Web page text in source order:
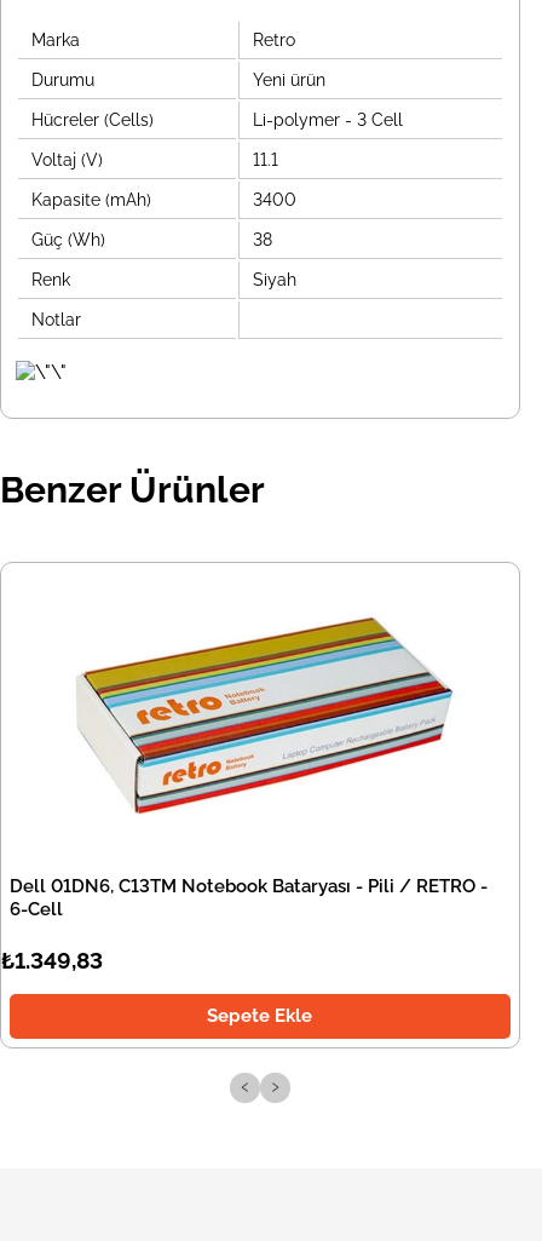
Marka Retro
Durumu Yeni ürün
Hücreler (Cells) Li-polymer - 3 Cell
Voltaj (V) 11.1
Kapasite (mAh) 3400
Güç (Wh) 38
Renk Siyah
Notlar
Benzer Ürünler
Dell 01DN6, C13TM Notebook Bataryası - Pili / RETRO -
6-Cell
₺1.349,83
Sepete Ekle
‹ ›